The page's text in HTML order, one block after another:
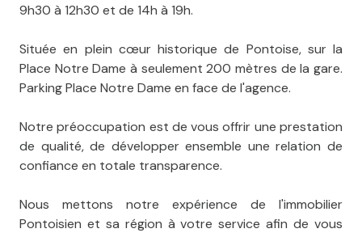
9h30 à 12h30 et de 14h à 19h.
Située en plein cœur historique de Pontoise, sur la
Place Notre Dame à seulement 200 mètres de la gare.
Parking Place Notre Dame en face de l'agence.
Notre préoccupation est de vous offrir une prestation
de qualité, de développer ensemble une relation de
confiance en totale transparence.
Nous mettons notre expérience de l'immobilier
Pontoisien et sa région à votre service afin de vous